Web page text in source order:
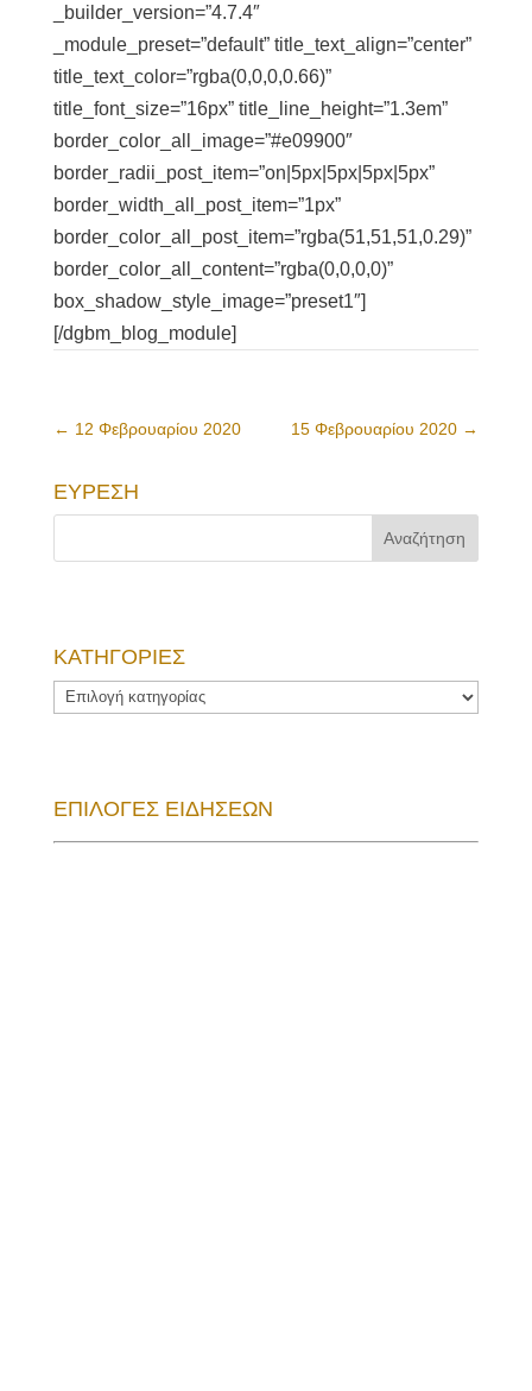
_builder_version=”4.7.4″
_module_preset=”default” title_text_align=”center”
title_text_color=”rgba(0,0,0,0.66)”
title_font_size=”16px” title_line_height=”1.3em”
border_color_all_image=”#e09900″
border_radii_post_item=”on|5px|5px|5px|5px”
border_width_all_post_item=”1px”
border_color_all_post_item=”rgba(51,51,51,0.29)”
border_color_all_content=”rgba(0,0,0,0)”
box_shadow_style_image=”preset1″]
[/dgbm_blog_module]
← 12 Φεβρουαρίου 2020 15 Φεβρουαρίου 2020 →
ΕΥΡΕΣΗ
ΚΑΤΗΓΟΡΙΕΣ
ΚΑΤΗΓΟΡΙΕΣ
ΕΠΙΛΟΓΕΣ ΕΙΔΗΣΕΩΝ